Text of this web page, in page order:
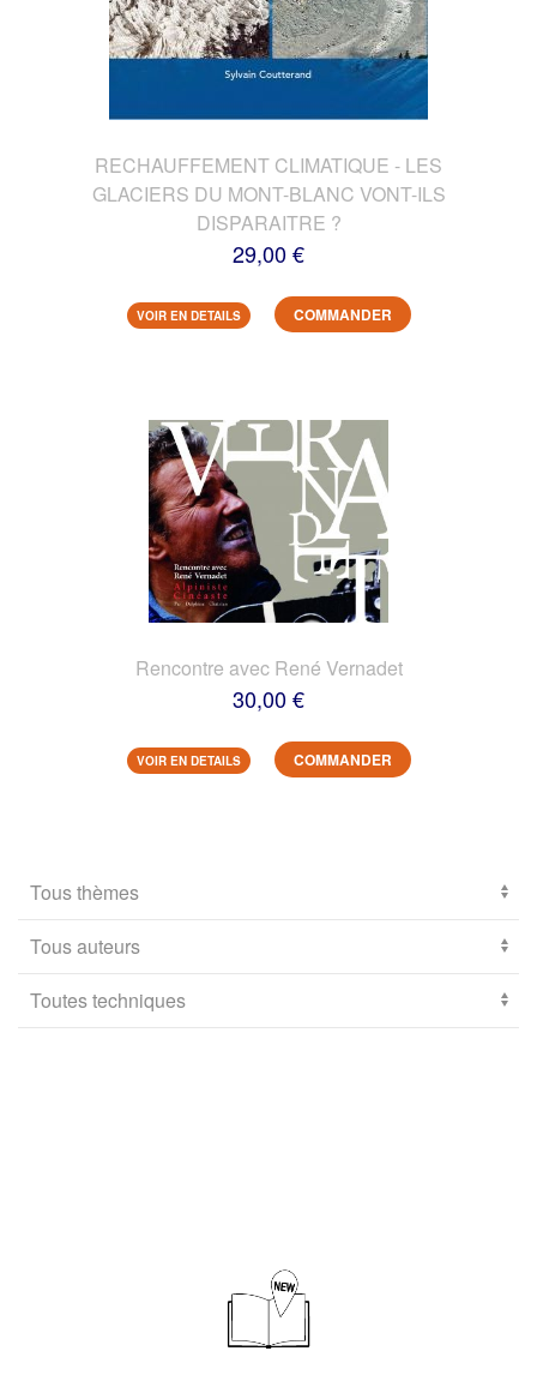
RECHAUFFEMENT CLIMATIQUE - LES
GLACIERS DU MONT-BLANC VONT-ILS
DISPARAITRE ?
29,00 €
VOIR EN DETAILS COMMANDER
Rencontre avec René Vernadet
30,00 €
VOIR EN DETAILS COMMANDER